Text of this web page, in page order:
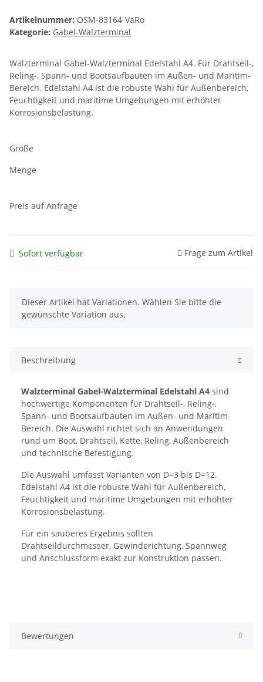
Artikelnummer: OSM-83164-VaRo
Kategorie: Gabel-Walzterminal
Walzterminal Gabel-Walzterminal Edelstahl A4. Für Drahtseil-,
Reling-, Spann- und Bootsaufbauten im Außen- und Maritim-
Bereich. Edelstahl A4 ist die robuste Wahl für Außenbereich,
Feuchtigkeit und maritime Umgebungen mit erhöhter
Korrosionsbelastung.
Größe
Menge
Preis auf Anfrage
Sofort verfügbar Frage zum Artikel
x
Dieser Artikel hat Variationen. Wählen Sie bitte die
gewünschte Variation aus.
Beschreibung
Walzterminal Gabel-Walzterminal Edelstahl A4 sind
hochwertige Komponenten für Drahtseil-, Reling-,
Spann- und Bootsaufbauten im Außen- und Maritim-
Bereich. Die Auswahl richtet sich an Anwendungen
rund um Boot, Drahtseil, Kette, Reling, Außenbereich
und technische Befestigung.
Die Auswahl umfasst Varianten von D=3 bis D=12.
Edelstahl A4 ist die robuste Wahl für Außenbereich,
Feuchtigkeit und maritime Umgebungen mit erhöhter
Korrosionsbelastung.
Für ein sauberes Ergebnis sollten
Drahtseildurchmesser, Gewinderichtung, Spannweg
und Anschlussform exakt zur Konstruktion passen.
Bewertungen